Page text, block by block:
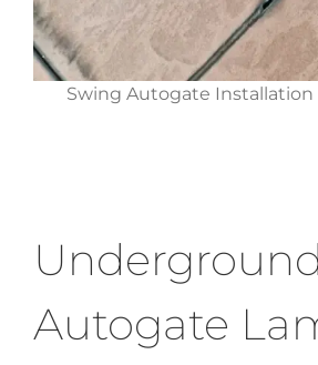
Swing Autogate Installation
Underground
Autogate